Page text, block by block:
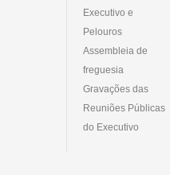
Executivo e
Pelouros
Assembleia de
freguesia
Gravações das
Reuniões Públicas
do Executivo